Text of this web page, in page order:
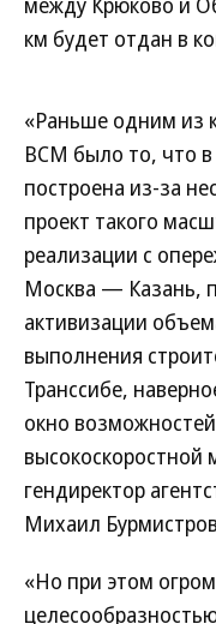
км будет отдан в
«Раньше одним из
ВСМ было то, что в
построена из-за
проект такого
реализации с
Москва — Казань,
активизации
выполнения
Транссибе,
окно
высокоскоростной
гендиректор
Михаил
«Но при этом